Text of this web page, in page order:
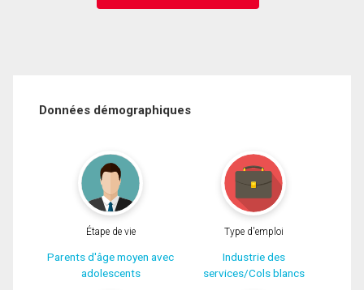
Données démographiques
Étape de vie
Parents d'âge moyen avec
adolescents
Type d'emploi
Industrie des
services/Cols blancs